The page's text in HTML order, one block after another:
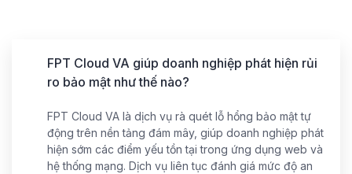
FPT Cloud VA giúp doanh nghiệp phát hiện rủi
ro bảo mật như thế nào?
FPT Cloud VA là dịch vụ rà quét lỗ hổng bảo mật tự
động trên nền tảng đám mây, giúp doanh nghiệp phát
hiện sớm các điểm yếu tồn tại trong ứng dụng web và
hệ thống mạng. Dịch vụ liên tục đánh giá mức độ an